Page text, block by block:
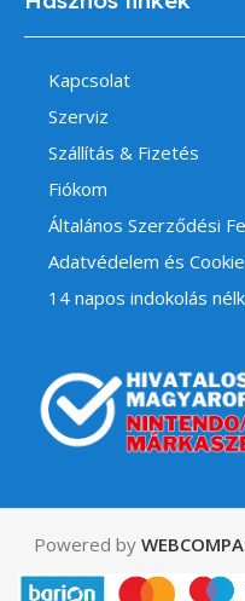
Kapcsolat
Szerviz
Szállítás & Fizetés
Fiókom
Általános Szerződési
Adatvédelem és
14 napos indokolás
Powered by